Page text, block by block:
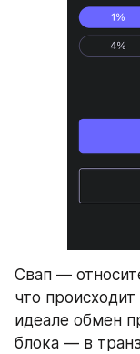
Cвап —
что
идеале обмен
блока — в